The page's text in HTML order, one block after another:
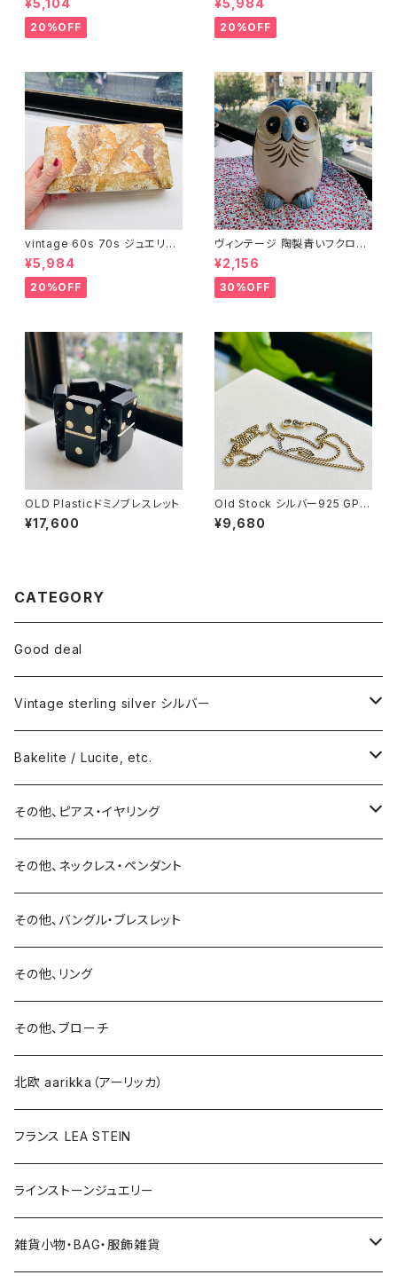
¥5,104
20%OFF
ン）
¥5,984
20%OFF
vintage 60s 70s ジュエリー
ボックス（サイズ L・ベージュ模
様）
¥5,984
20%OFF
ヴィンテージ 陶製青いフクロウ
貯金箱
¥2,156
30%OFF
OLD Plasticドミノブレスレット
¥17,600
Old Stock シルバー925 GP
ショートチェーン
¥9,680
CATEGORY
Good deal
Vintage sterling silver シルバー
ネックレス
バングル・ブレスレット
リング
15号以上
ピアス
イヤリング
ブローチ
その他
Bakelite / Lucite, etc.
ピアス・イヤリング
リング
バングル・ブレスレット
ブローチ
ネックレス
その他、ピアス・イヤリング
ピアス
イヤリング
その他、ネックレス・ペンダント
その他、バングル・ブレスレット
その他、リング
その他、ブローチ
北欧 aarikka（アーリッカ）
フランス LEA STEIN
ラインストーンジュエリー
雑貨小物・BAG・服飾雑貨